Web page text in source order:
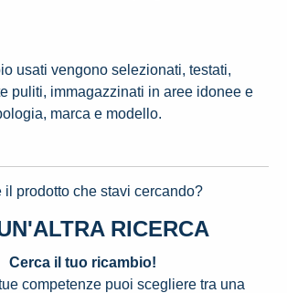
usati vengono selezionati, testati,
puliti, immagazzinati in aree idonee e
marca e modello.
il prodotto che stavi cercando?
RICERCA
Cerca il tuo ricambio!
competenze puoi scegliere tra una